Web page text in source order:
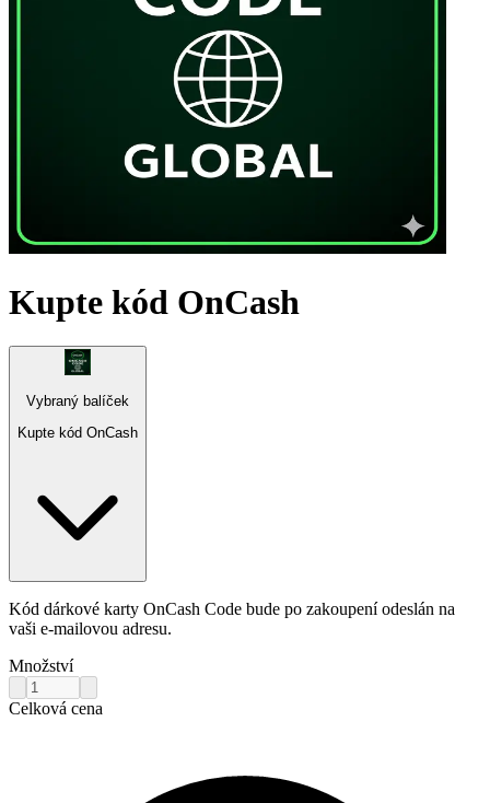
Kupte kód OnCash
Vybraný balíček
Kupte kód OnCash
Kód dárkové karty OnCash Code bude po zakoupení odeslán na
vaši e-mailovou adresu.
Množství
Celková cena